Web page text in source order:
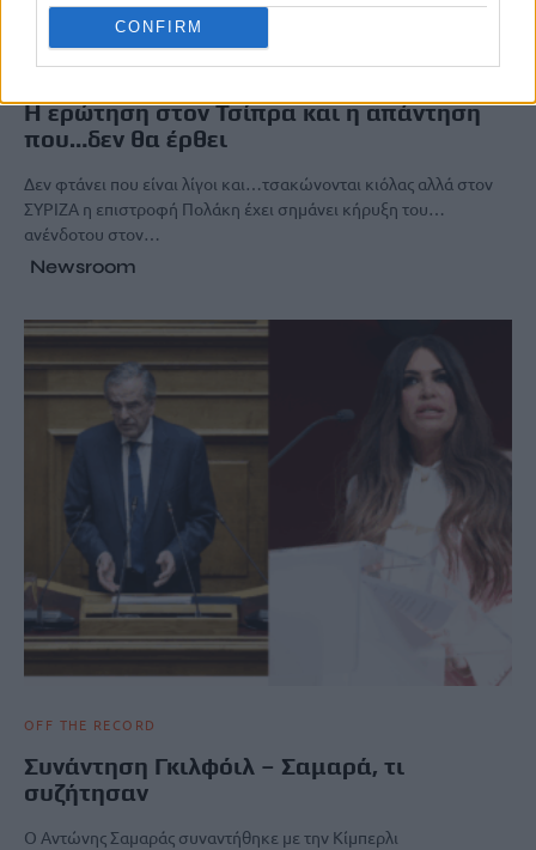
CONFIRM
OFF THE RECORD
Η ερώτηση στον Τσίπρα και η απάντηση
που…δεν θα έρθει
Δεν φτάνει που είναι λίγοι και…τσακώνονται κιόλας αλλά στον
ΣΥΡΙΖΑ η επιστροφή Πολάκη έχει σημάνει κήρυξη του…
ανένδοτου στον…
Newsroom
OFF THE RECORD
Συνάντηση Γκιλφόιλ – Σαμαρά, τι
συζήτησαν
Ο Αντώνης Σαμαράς συναντήθηκε με την Κίμπερλι